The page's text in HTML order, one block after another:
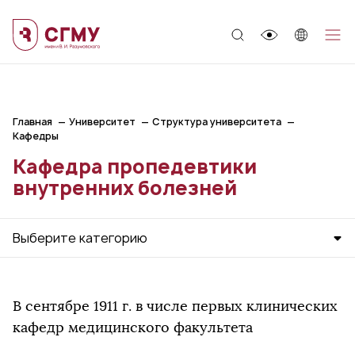
Главная Университет
Структура университета
Кафедры
Кафедра пропедевтики
внутренних болезней
Выберите категорию
В сентябре 1911 г. в числе первых клинических
кафедр медицинского факультета